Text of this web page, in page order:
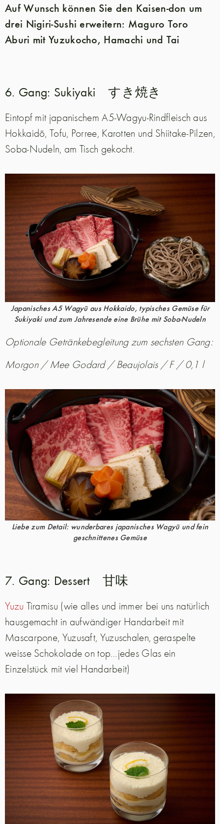
Auf Wunsch können Sie den Kaisen-don um
drei Nigiri-Sushi erweitern: Maguro Toro
Aburi mit Yuzukocho, Hamachi und Tai
6. Gang: Sukiyaki すき焼き
Eintopf mit japanischem A5-Wagyu-Rindfleisch aus
Hokkaidō, Tofu, Porree, Karotten und Shiitake-Pilzen,
Soba-Nudeln, am Tisch gekocht.
Japanisches A5 Wagyū aus Hokkaido, typisches Gemüse für
Sukiyaki und zum Jahresende eine Brühe mit Soba-Nudeln
Optionale Getränkebegleitung zum sechsten Gang:
Morgon / Mee Godard / Beaujolais / F / 0,1 l
Liebe zum Detail: wunderbares japanisches Wagyū und fein
geschnittenes Gemüse
7. Gang: Dessert 甘味
Yuzu Tiramisu (wie alles und immer bei uns natürlich
hausgemacht in aufwändiger Handarbeit mit
Mascarpone, Yuzusaft, Yuzuschalen, geraspelte
weisse Schokolade on top…jedes Glas ein
Einzelstück mit viel Handarbeit)